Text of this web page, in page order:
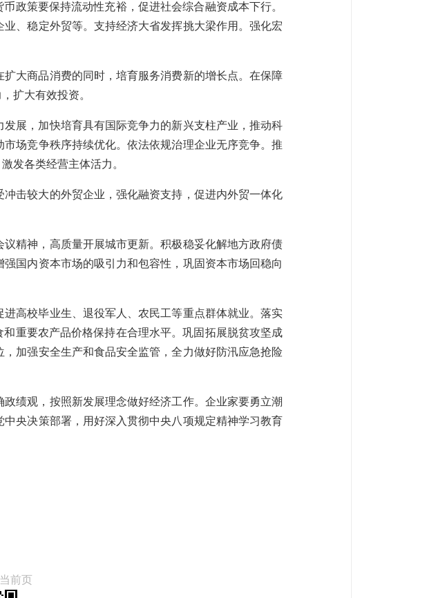
政策要保持流动性充裕，促进社会综合融资成本下行。
、稳定外贸等。支持经济大省发挥挑大梁作用。强化宏
大商品消费的同时，培育服务消费新的增长点。在保障
扩大有效投资。
展，加快培育具有国际竞争力的新兴支柱产业，推动科
场竞争秩序持续优化。依法依规治理企业无序竞争。推
发各类经营主体活力。
击较大的外贸企业，强化融资支持，促进内外贸一体化
精神，高质量开展城市更新。积极稳妥化解地方政府债
国内资本市场的吸引力和包容性，巩固资本市场回稳向
高校毕业生、退役军人、农民工等重点群体就业。落实
重要农产品价格保持在合理水平。巩固拓展脱贫攻坚成
加强安全生产和食品安全监管，全力做好防汛应急抢险
绩观，按照新发展理念做好经济工作。企业家要勇立潮
央决策部署，用好深入贯彻中央八项规定精神学习教育
前页